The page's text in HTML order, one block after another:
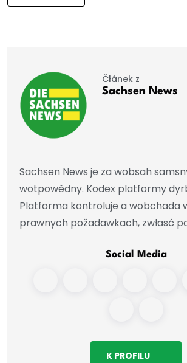
Čłánek z
Sachsen News
Sachsen News je za wobsah
wotpowědny. Kodex platformy
Platforma kontroluje a wobchada
prawnych požadawkach, zwłasć
Social Media
K PROFILU